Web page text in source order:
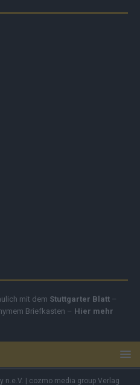
mit dem Stuttgarter Blatt –
Briefkasten – Hier mehr
| cozmo media group Verlag